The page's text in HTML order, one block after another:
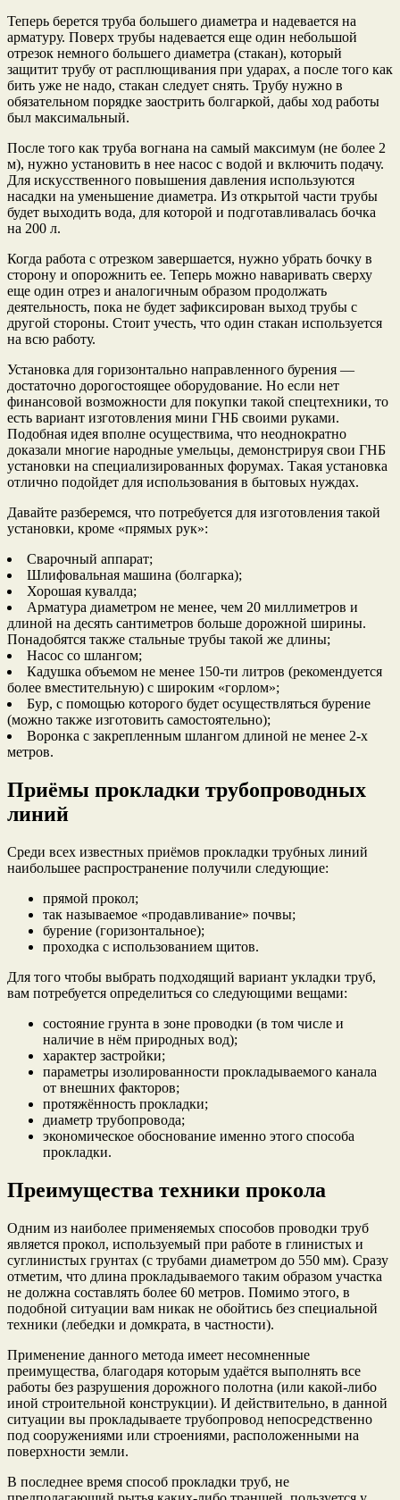
Теперь берется труба большего диаметра и надевается на
арматуру. Поверх трубы надевается еще один небольшой
отрезок немного большего диаметра (стакан), который
защитит трубу от расплющивания при ударах, а после того как
бить уже не надо, стакан следует снять. Трубу нужно в
обязательном порядке заострить болгаркой, дабы ход работы
был максимальный.
После того как труба вогнана на самый максимум (не более 2
м), нужно установить в нее насос с водой и включить подачу.
Для искусственного повышения давления используются
насадки на уменьшение диаметра. Из открытой части трубы
будет выходить вода, для которой и подготавливалась бочка
на 200 л.
Когда работа с отрезком завершается, нужно убрать бочку в
сторону и опорожнить ее. Теперь можно наваривать сверху
еще один отрез и аналогичным образом продолжать
деятельность, пока не будет зафиксирован выход трубы с
другой стороны. Стоит учесть, что один стакан используется
на всю работу.
Установка для горизонтально направленного бурения —
достаточно дорогостоящее оборудование. Но если нет
финансовой возможности для покупки такой спецтехники, то
есть вариант изготовления мини ГНБ своими руками.
Подобная идея вполне осуществима, что неоднократно
доказали многие народные умельцы, демонстрируя свои ГНБ
установки на специализированных форумах. Такая установка
отлично подойдет для использования в бытовых нуждах.
Давайте разберемся, что потребуется для изготовления такой
установки, кроме «прямых рук»:
Сварочный аппарат;
Шлифовальная машина (болгарка);
Хорошая кувалда;
Арматура диаметром не менее, чем 20 миллиметров и
длиной на десять сантиметров больше дорожной ширины.
Понадобятся также стальные трубы такой же длины;
Насос со шлангом;
Кадушка объемом не менее 150-ти литров (рекомендуется
более вместительную) с широким «горлом»;
Бур, с помощью которого будет осуществляться бурение
(можно также изготовить самостоятельно);
Воронка с закрепленным шлангом длиной не менее 2-х
метров.
Приёмы прокладки трубопроводных
линий
Среди всех известных приёмов прокладки трубных линий
наибольшее распространение получили следующие:
прямой прокол;
так называемое «продавливание» почвы;
бурение (горизонтальное);
проходка с использованием щитов.
Для того чтобы выбрать подходящий вариант укладки труб,
вам потребуется определиться со следующими вещами:
состояние грунта в зоне проводки (в том числе и
наличие в нём природных вод);
характер застройки;
параметры изолированности прокладываемого канала
от внешних факторов;
протяжённость прокладки;
диаметр трубопровода;
экономическое обоснование именно этого способа
прокладки.
Преимущества техники прокола
Одним из наиболее применяемых способов проводки труб
является прокол, используемый при работе в глинистых и
суглинистых грунтах (с трубами диаметром до 550 мм). Сразу
отметим, что длина прокладываемого таким образом участка
не должна составлять более 60 метров. Помимо этого, в
подобной ситуации вам никак не обойтись без специальной
техники (лебедки и домкрата, в частности).
Применение данного метода имеет несомненные
преимущества, благодаря которым удаётся выполнять все
работы без разрушения дорожного полотна (или какой-либо
иной строительной конструкции). И действительно, в данной
ситуации вы прокладываете трубопровод непосредственно
под сооружениями или строениями, расположенными на
поверхности земли.
В последнее время способ прокладки труб, не